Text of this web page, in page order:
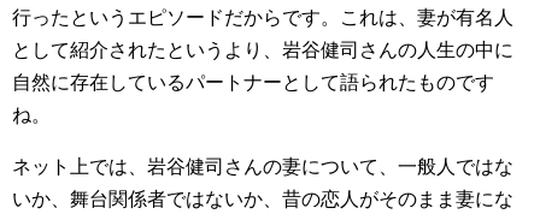
行ったというエピソードだからです。これは、妻が有名人
として紹介されたというより、岩谷健司さんの人生の中に
自然に存在しているパートナーとして語られたものです
ね。
ネット上では、岩谷健司さんの妻について、一般人ではな
いか、舞台関係者ではないか、昔の恋人がそのまま妻にな